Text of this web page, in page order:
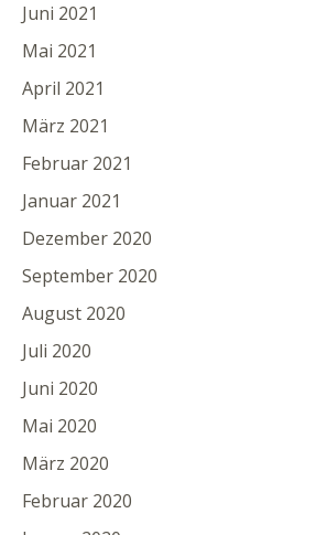
Juni 2021
Mai 2021
April 2021
März 2021
Februar 2021
Januar 2021
Dezember 2020
September 2020
August 2020
Juli 2020
Juni 2020
Mai 2020
März 2020
Februar 2020